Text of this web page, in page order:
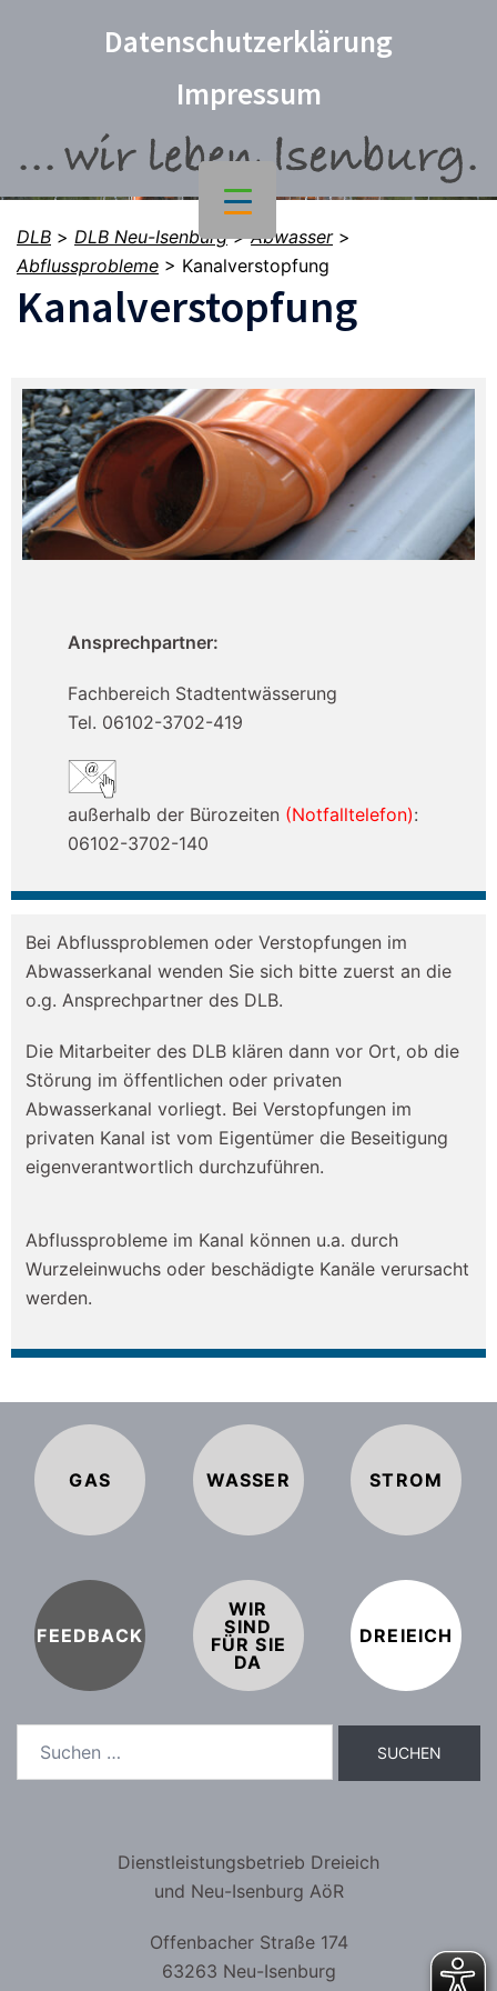
Datenschutzerklärung
Impressum
DLB > DLB Neu-Isenburg>Abwasser>
Abflussprobleme > Kanalverstopfung
Kanalverstopfung
Ansprechpartner:
Fachbereich Stadtentwässerung
Tel. 06102-3702-419
außerhalb der Bürozeiten (Notfalltelefon):
06102-3702-140
Bei Abflussproblemen oder Verstopfungen im
Abwasserkanal wenden Sie sich bitte zuerst an die
o.g. Ansprechpartner des DLB.
Die Mitarbeiter des DLB klären dann vor Ort, ob die
Störung im öffentlichen oder privaten
Abwasserkanal vorliegt. Bei Verstopfungen im
privaten Kanal ist vom Eigentümer die Beseitigung
eigenverantwortlich durchzuführen.
Abflussprobleme im Kanal können u.a. durch
Wurzeleinwuchs oder beschädigte Kanäle verursacht
werden.
GAS WASSER STROM
FEEDBACK
WIR
SIND
FÜR SIE
DA
DREIEICH
Dienstleistungsbetrieb Dreieich
und Neu-Isenburg AöR
Offenbacher Straße 174
63263 Neu-Isenburg